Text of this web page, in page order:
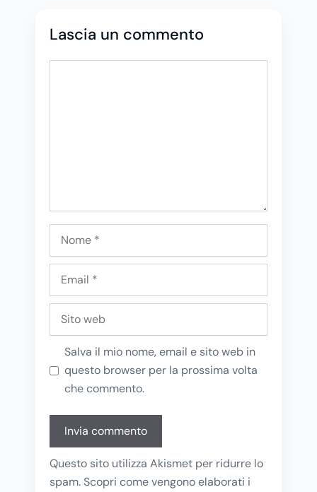
Lascia un commento
Nome
Email
Sito
Salva il mio nome, email e sito web in
questo browser per la prossima volta
che commento.
Questo sito utilizza Akismet per ridurre lo
spam.Scopri come vengono elaborati i